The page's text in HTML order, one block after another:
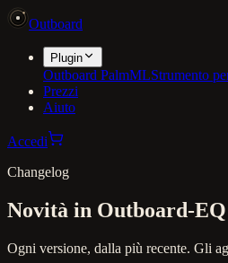
Outboard
Plugin
Outboard PalmMLStrumento
Prezzi
Aiuto
Accedi
Changelog
Novità in Outboard-EQ
Ogni versione, dalla più recente. Gli